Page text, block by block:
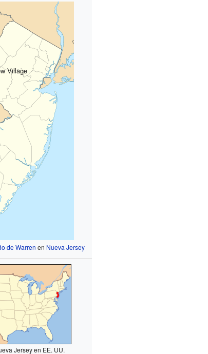
Village
de Warren en Nueva Jersey
Jersey en EE. UU.